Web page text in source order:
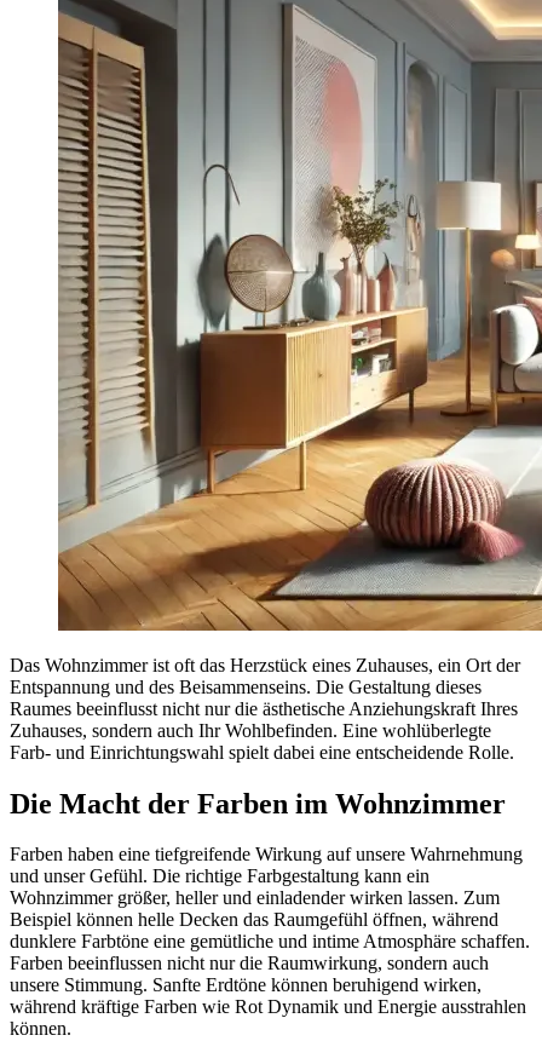
Das Wohnzimmer ist oft das Herzstück eines Zuhauses, ein Ort der
Entspannung und des Beisammenseins. Die Gestaltung dieses
Raumes beeinflusst nicht nur die ästhetische Anziehungskraft Ihres
Zuhauses, sondern auch Ihr Wohlbefinden. Eine wohlüberlegte
Farb- und Einrichtungswahl spielt dabei eine entscheidende Rolle.
Die Macht der Farben im Wohnzimmer
Farben haben eine tiefgreifende Wirkung auf unsere Wahrnehmung
und unser Gefühl. Die richtige Farbgestaltung kann ein
Wohnzimmer größer, heller und einladender wirken lassen. Zum
Beispiel können helle Decken das Raumgefühl öffnen, während
dunklere Farbtöne eine gemütliche und intime Atmosphäre schaffen.
Farben beeinflussen nicht nur die Raumwirkung, sondern auch
unsere Stimmung. Sanfte Erdtöne können beruhigend wirken,
während kräftige Farben wie Rot Dynamik und Energie ausstrahlen
können.